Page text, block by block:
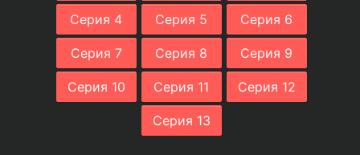
Серия 4 Серия 5 Серия 6
Серия 7 Серия 8 Серия 9
Серия 10 Серия 11 Серия 12
Серия 13